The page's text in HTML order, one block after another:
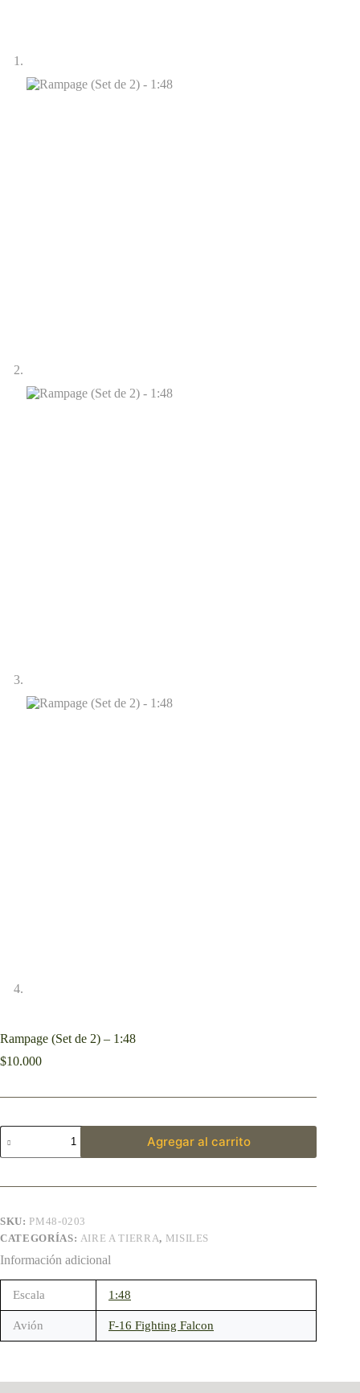
Rampage (Set de 2) – 1:48
$10.000
Agregar al carrito
SKU: PM48-0203
CATEGORÍAS: AIRE A TIERRA, MISILES
Información adicional
Escala 1:48
Avión F-16 Fighting Falcon